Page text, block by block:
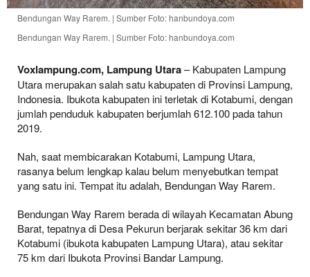
Bendungan Way Rarem. | Sumber Foto: hanbundoya.com
Bendungan Way Rarem. | Sumber Foto: hanbundoya.com
Voxlampung.com, Lampung Utara– Kabupaten Lampung
Utara merupakan salah satu kabupaten di Provinsi Lampung,
Indonesia. Ibukota kabupaten ini terletak di Kotabumi, dengan
jumlah penduduk kabupaten berjumlah 612.100 pada tahun
2019.
Nah, saat membicarakan Kotabumi, Lampung Utara,
rasanya belum lengkap kalau belum menyebutkan tempat
yang satu ini. Tempat itu adalah, Bendungan Way Rarem.
Bendungan Way Rarem berada di wilayah Kecamatan Abung
Barat, tepatnya di Desa Pekurun berjarak sekitar 36 km dari
Kotabumi (ibukota kabupaten Lampung Utara), atau sekitar
75 km dari Ibukota Provinsi Bandar Lampung.